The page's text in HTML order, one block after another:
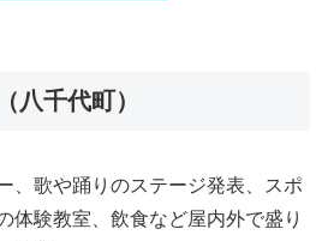
八千代町）
、歌や踊りのステージ発表、スポ
体験教室、飲食など屋内外で盛り